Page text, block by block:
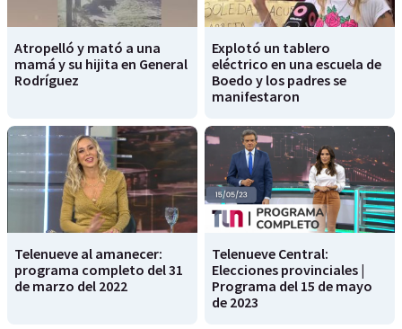
Atropelló y mató a una
mamá y su hijita en General
Rodríguez
Explotó un tablero
eléctrico en una escuela de
Boedo y los padres se
manifestaron
Telenueve al amanecer:
programa completo del 31
de marzo del 2022
Telenueve Central:
Elecciones provinciales |
Programa del 15 de mayo
de 2023